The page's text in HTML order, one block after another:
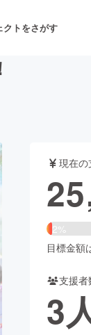
クトをさがす
パフォーマンス
ド・飲食店
・漫画
ティー・ヘルスケ
現在
2%
目標金額
支援者
3